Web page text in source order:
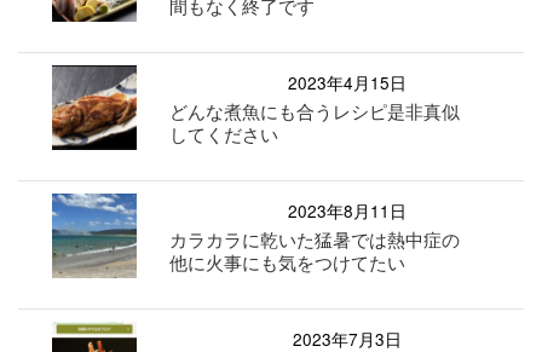
間もなく終了です
2023年4月15日
どんな煮魚にも合うレシピ是非真似
してください
2023年8月11日
カラカラに乾いた猛暑では熱中症の
他に火事にも気をつけてたい
2023年7月3日